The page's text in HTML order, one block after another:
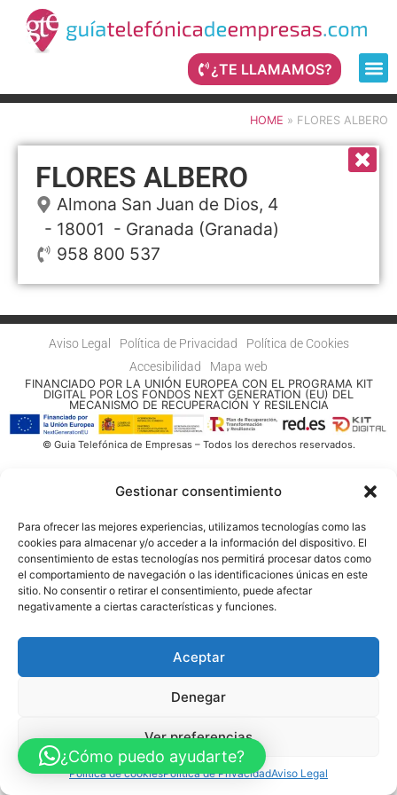
Gestionar consentimiento
Para ofrecer las mejores experiencias, utilizamos tecnologías como las
cookies para almacenar y/o acceder a la información del dispositivo. El
consentimiento de estas tecnologías nos permitirá procesar datos como
el comportamiento de navegación o las identificaciones únicas en este
sitio. No consentir o retirar el consentimiento, puede afectar
negativamente a ciertas características y funciones.
Aceptar
Denegar
Ver preferencias
Política de cookiesPolítica de PrivacidadAviso Legal
¿TE LLAMAMOS?
HOME » FLORES ALBERO
FLORES ALBERO
Almona San Juan de Dios, 4
- 18001 - Granada (Granada)
958 800 537
Aviso Legal Política de Privacidad
Política de Cookies
Accesibilidad
Mapa web
FINANCIADO POR LA UNIÓN EUROPEA CON EL PROGRAMA KIT
DIGITAL POR LOS FONDOS NEXT GENERATION (EU) DEL
MECANISMO DE RECUPERACIÓN Y RESILENCIA
© Guia Telefónica de Empresas – Todos los derechos reservados.
¿Cómo puedo ayudarte?